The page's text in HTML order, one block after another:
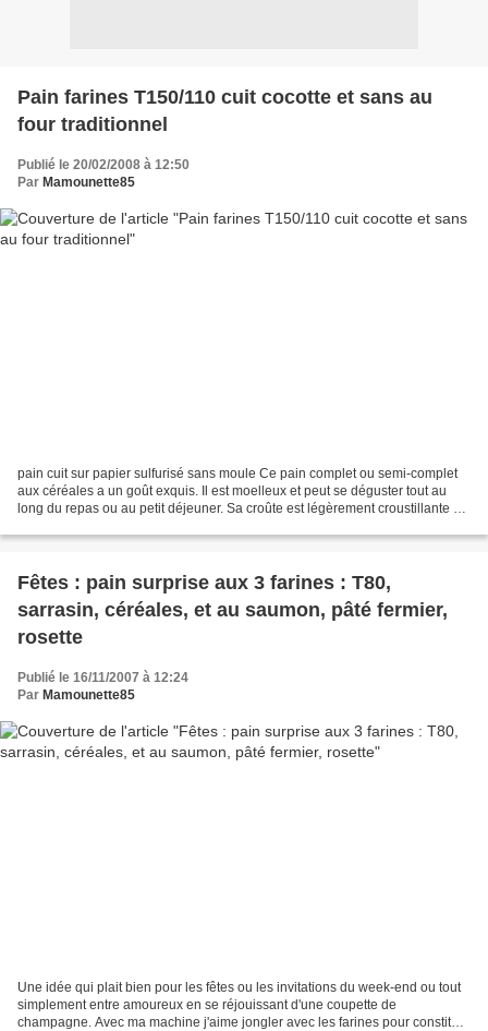
Pain farines T150/110 cuit cocotte et sans au
four traditionnel
Publié le 20/02/2008 à 12:50
Par Mamounette85
pain cuit sur papier sulfurisé sans moule Ce pain complet ou semi-complet
aux céréales a un goût exquis. Il est moelleux et peut se déguster tout au
long du repas ou au petit déjeuner. Sa croûte est légèrement croustillante et
Fêtes : pain surprise aux 3 farines : T80,
sarrasin, céréales, et au saumon, pâté fermier,
rosette
Publié le 16/11/2007 à 12:24
Par Mamounette85
Une idée qui plait bien pour les fêtes ou les invitations du week-end ou tout
simplement entre amoureux en se réjouissant d'une coupette de
champagne. Avec ma machine j'aime jongler avec les farines pour constituer